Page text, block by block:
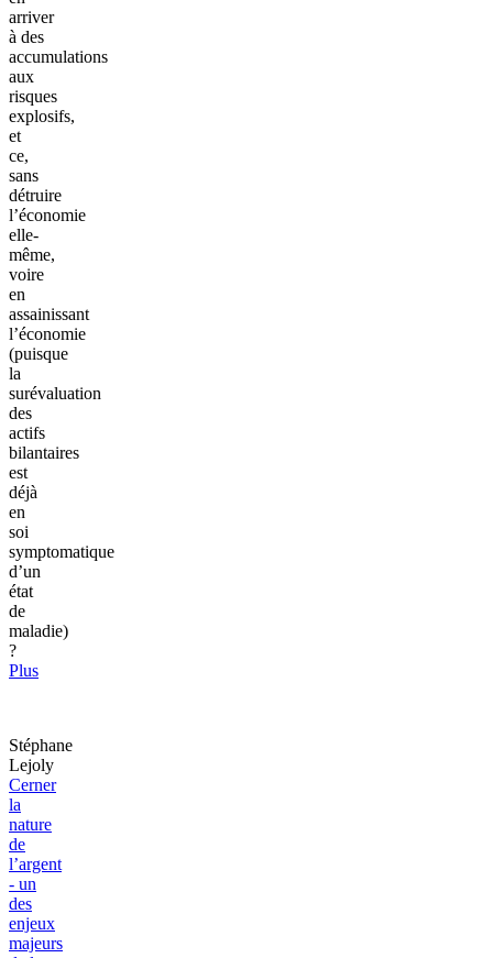
arriver
à des
accumulations
aux
risques
explosifs,
et
ce,
sans
détruire
l’économie
elle-
même,
voire
en
assainissant
l’économie
(puisque
la
surévaluation
des
actifs
bilantaires
est
déjà
en
soi
symptomatique
d’un
état
de
maladie)
?
Plus
Stéphane
Lejoly
Cerner
la
nature
de
l’argent
- un
des
enjeux
majeurs